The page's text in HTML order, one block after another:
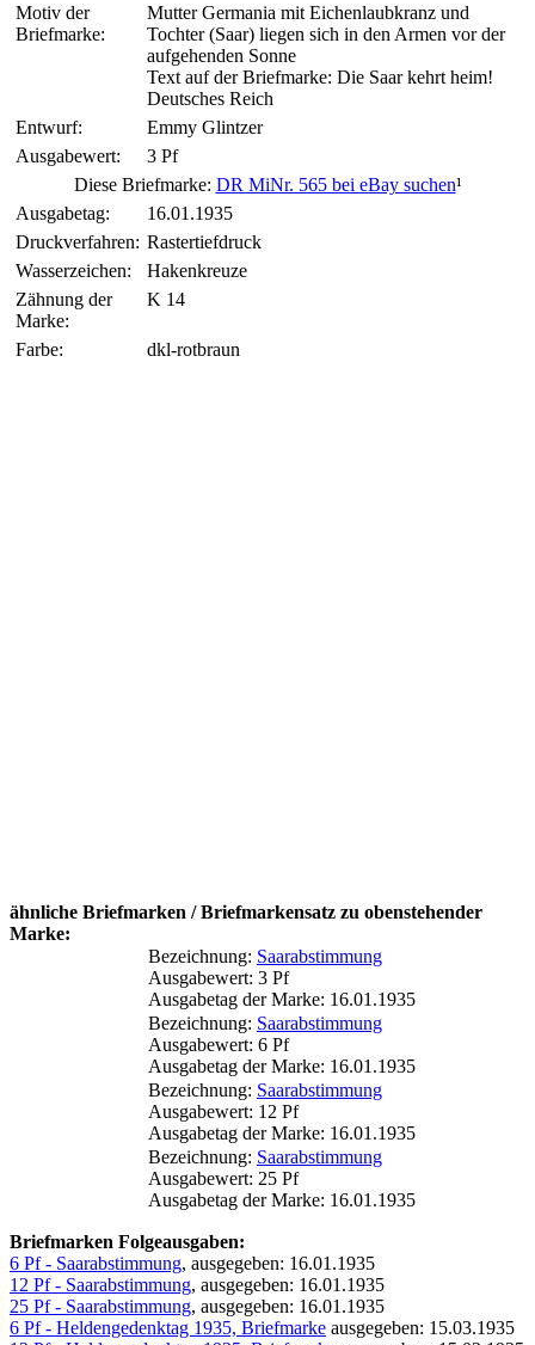
Motiv der
Briefmarke:
Mutter Germania mit Eichenlaubkranz und
Tochter (Saar) liegen sich in den Armen vor der
aufgehenden Sonne
Text auf der Briefmarke: Die Saar kehrt heim!
Deutsches Reich
Entwurf:
Emmy Glintzer
Ausgabewert:
3 Pf
Diese Briefmarke: DR MiNr. 565 bei eBay suchen¹
Ausgabetag:
16.01.1935
Druckverfahren: Rastertiefdruck
Wasserzeichen:
Hakenkreuze
Zähnung der
Marke:
K 14
Farbe: dkl-rotbraun
ähnliche Briefmarken / Briefmarkensatz zu obenstehender
Marke:
Bezeichnung: Saarabstimmung
Ausgabewert: 3 Pf
Ausgabetag der Marke: 16.01.1935
Bezeichnung: Saarabstimmung
Ausgabewert: 6 Pf
Ausgabetag der Marke: 16.01.1935
Bezeichnung: Saarabstimmung
Ausgabewert: 12 Pf
Ausgabetag der Marke: 16.01.1935
Bezeichnung: Saarabstimmung
Ausgabewert: 25 Pf
Ausgabetag der Marke: 16.01.1935
Briefmarken Folgeausgaben:
6 Pf - Saarabstimmung, ausgegeben: 16.01.1935
12 Pf - Saarabstimmung, ausgegeben: 16.01.1935
25 Pf - Saarabstimmung, ausgegeben: 16.01.1935
6 Pf - Heldengedenktag 1935, Briefmarke ausgegeben: 15.03.1935